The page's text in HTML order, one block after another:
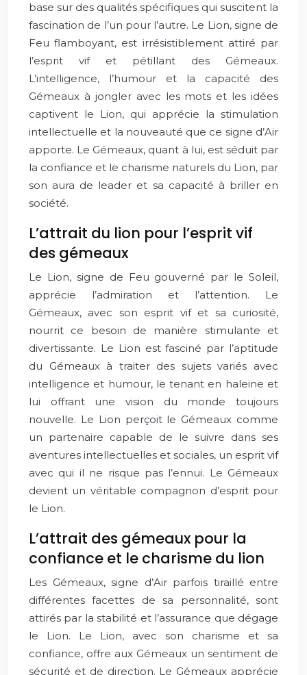
base sur des qualités spécifiques qui suscitent la
fascination de l’un pour l’autre. Le Lion, signe de
Feu flamboyant, est irrésistiblement attiré par
l’esprit vif et pétillant des Gémeaux.
L’intelligence, l’humour et la capacité des
Gémeaux à jongler avec les mots et les idées
captivent le Lion, qui apprécie la stimulation
intellectuelle et la nouveauté que ce signe d’Air
apporte. Le Gémeaux, quant à lui, est séduit par
la confiance et le charisme naturels du Lion, par
son aura de leader et sa capacité à briller en
société.
L’attrait du lion pour l’esprit vif
des gémeaux
Le Lion, signe de Feu gouverné par le Soleil,
apprécie l’admiration et l’attention. Le
Gémeaux, avec son esprit vif et sa curiosité,
nourrit ce besoin de manière stimulante et
divertissante. Le Lion est fasciné par l’aptitude
du Gémeaux à traiter des sujets variés avec
intelligence et humour, le tenant en haleine et
lui offrant une vision du monde toujours
nouvelle. Le Lion perçoit le Gémeaux comme
un partenaire capable de le suivre dans ses
aventures intellectuelles et sociales, un esprit vif
avec qui il ne risque pas l’ennui. Le Gémeaux
devient un véritable compagnon d’esprit pour
le Lion.
L’attrait des gémeaux pour la
confiance et le charisme du lion
Les Gémeaux, signe d’Air parfois tiraillé entre
différentes facettes de sa personnalité, sont
attirés par la stabilité et l’assurance que dégage
le Lion. Le Lion, avec son charisme et sa
confiance, offre aux Gémeaux un sentiment de
sécurité et de direction. Le Gémeaux apprécie